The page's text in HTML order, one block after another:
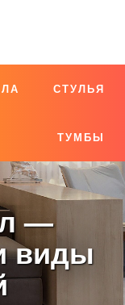
СТУЛЬЯ
ТУМБЫ
—
виды